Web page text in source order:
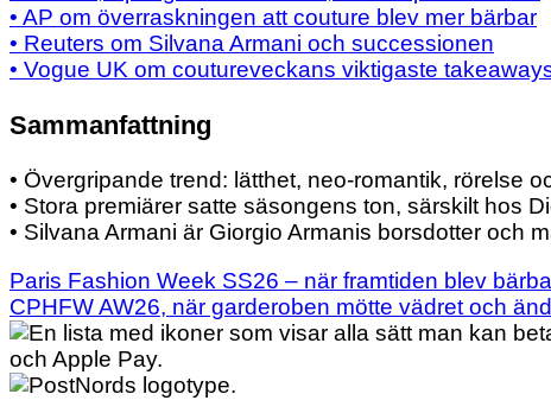
• AP om överraskningen att couture blev mer bärbar
• Reuters om Silvana Armani och successionen
• Vogue UK om coutureveckans viktigaste
Sammanfattning
• Övergripande trend: lätthet, neo-romantik, rörelse
• Stora premiärer satte säsongens ton, särskilt hos
• Silvana Armani är Giorgio Armanis borsdotter och
Paris Fashion Week SS26 – när framtiden blev
CPHFW AW26, när garderoben mötte vädret och